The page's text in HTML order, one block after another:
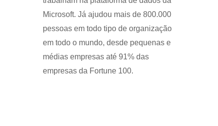
Microsoft. Já ajudou mais de 800.000
pessoas em todo tipo de organização
em todo o mundo, desde pequenas e
médias empresas até 91% das
empresas da Fortune 100.